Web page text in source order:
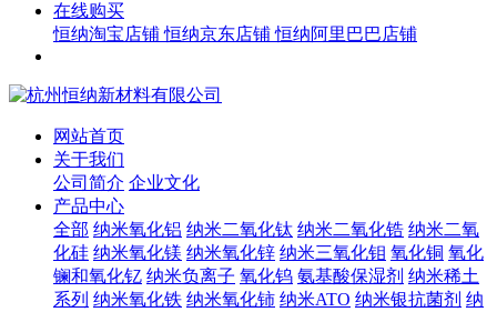
在线购买
恒纳淘宝店铺 恒纳京东店铺 恒纳阿里巴巴店铺
网站首页
关于我们
公司简介 企业文化
产品中心
全部 纳米氧化铝 纳米二氧化钛 纳米二氧化锆 纳米二氧
化硅 纳米氧化镁 纳米氧化锌 纳米三氧化钼 氧化铜 氧化
镧和氧化钇 纳米负离子 氧化钨 氨基酸保湿剂 纳米稀土
系列 纳米氧化铁 纳米氧化铈 纳米ATO 纳米银抗菌剂 纳